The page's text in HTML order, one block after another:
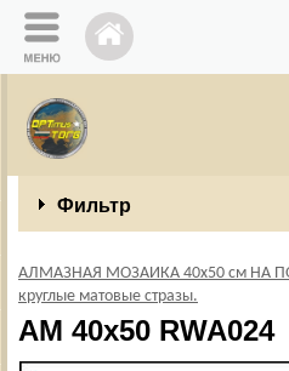
Фильтр
АЛМАЗНАЯ МОЗАИКА 40х50 см НА
круглые матовые стразы.
AM 40x50 RWA024